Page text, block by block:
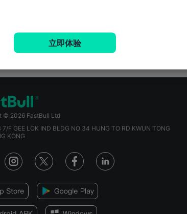
© 2026 FastBull Ltd
7/F GEE LOK IND BLDG NO 34 HUNG TO RD KWUN TONG
KONG
立即体验